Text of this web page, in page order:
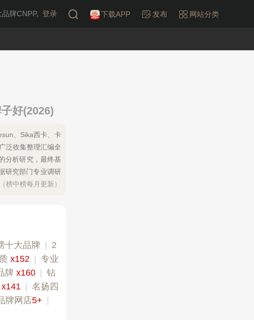
牌CNPP, 登录 下载APP 发布 网站分类
好(2026)
、Sika西卡、卡
泛收集整理汇编全
分析研究，最终基
研究部门专业调研
榜中榜每月更新）
十大品牌
2
x152
专业​
牌 x160
钻
x141
名扬四
牌网店5+